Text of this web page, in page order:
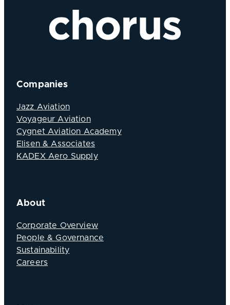
Companies
Jazz Aviation
Voyageur Aviation
Cygnet Aviation Academy
Elisen & Associates
KADEX Aero Supply
About
Corporate Overview
People & Governance
Sustainability
Careers